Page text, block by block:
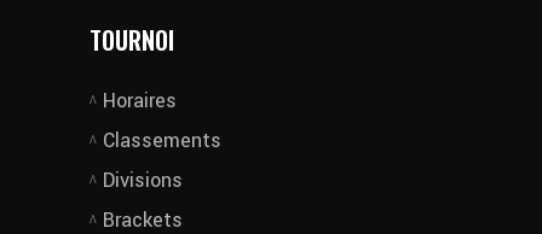
TOURNOI
Horaires
Classements
Divisions
Brackets